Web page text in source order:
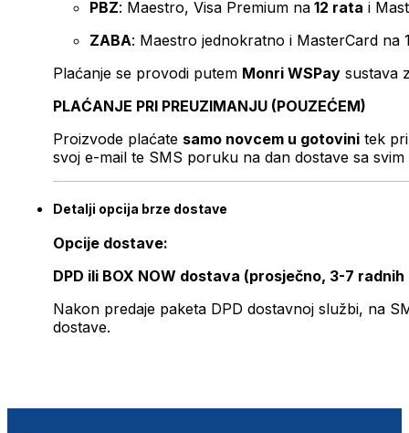
PBZ: Maestro, Visa Premium na 12 rata i
ZABA: Maestro jednokratno i MasterCard na
Plaćanje se provodi putem Monri WSPay sustava
PLAĆANJE PRI PREUZIMANJU (POUZEĆEM)
Proizvode plaćate samo novcem u gotovini tek
svoj e-mail te SMS poruku na dan dostave sa svim
Detalji opcija brze dostave
Opcije dostave:
DPD ili BOX NOW dostava (prosječno, 3-7 radnih
Nakon predaje paketa DPD dostavnoj službi, na
dostave.